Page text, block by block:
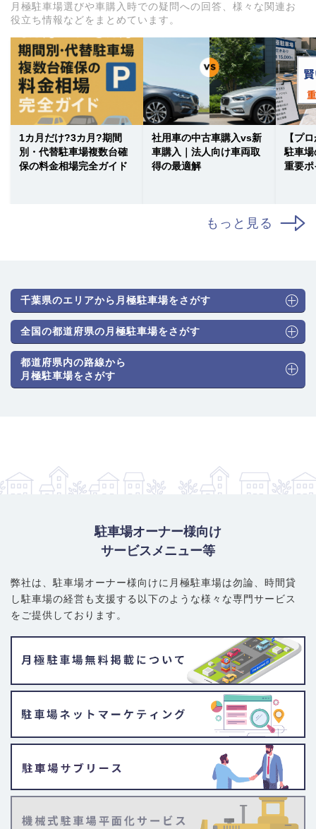
月極駐車場選びや車購入時での疑問への回答、様々な関連お
役立ち情報などをまとめています。
1カ月だけ?3カ月?期間
別・代替駐車場複数台確
保の料金相場完全ガイド
社用車の中古車購入vs新
車購入｜法人向け車両取
得の最適解
【プ
駐車
重要
もっと見る
千葉県のエリアから月極駐車場をさがす
全国の都道府県の月極駐車場をさがす
都道府県内の路線から
月極駐車場をさがす
駐車場オーナー様向け
サービスメニュー等
弊社は、駐車場オーナー様向けに月極駐車場は勿論、 時間貸
し駐車場の経営も支援する以下のような様々な専門サービス
をご提供しております。